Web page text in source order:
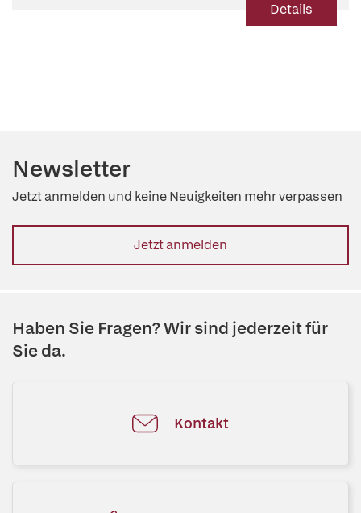
Details
Newsletter
Jetzt anmelden und keine Neuigkeiten mehr verpassen
Jetzt anmelden
Haben Sie Fragen? Wir sind jederzeit für
Sie da.
Kontakt